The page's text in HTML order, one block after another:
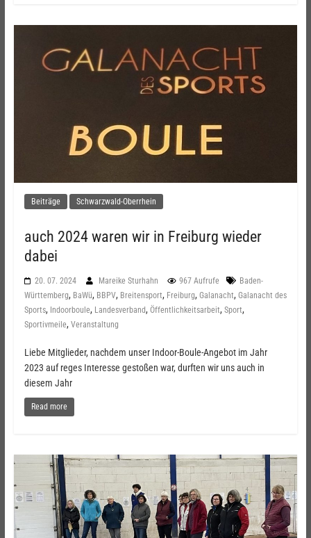
Beiträge Schwarzwald-Oberrhein
auch 2024 waren wir in Freiburg wieder
dabei
20. 07. 2024 Mareike Sturhahn 967 Aufrufe
Baden-
Württemberg, BaWü, BBPV, Breitensport, Freiburg, Galanacht, Galanacht des
Sports, Indoorboule, Landesverband, Öffentlichkeitsarbeit, Sport,
Sportivmeile, Veranstaltung
Liebe Mitglieder, nachdem unser Indoor-Boule-Angebot im Jahr
2023 auf reges Interesse gestoßen war, durften wir uns auch in
diesem Jahr
Read more